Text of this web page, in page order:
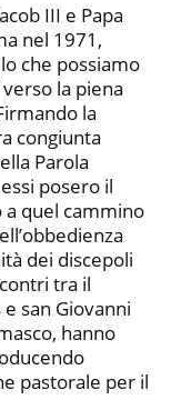
III e Papa
nel 1971,
che possiamo
la piena
la
congiunta
Parola
posero il
quel cammino
dei discepoli
tra il
san Giovanni
hanno
pastorale per il